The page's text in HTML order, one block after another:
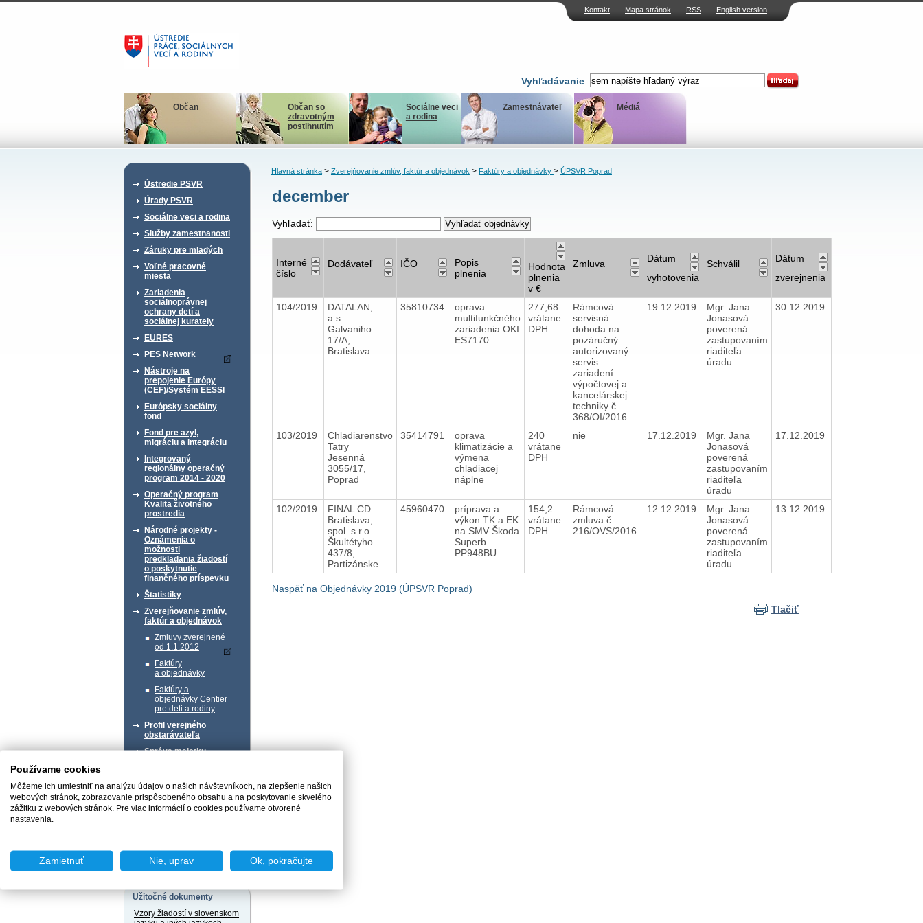
Kontakt Mapa stránok RSS English version
Vyhľadávanie
Občan
Občan so
zdravotným
postihnutím
Sociálne veci
a rodina
Zamestnávateľ Médiá
Ústredie PSVR
Úrady PSVR
Sociálne veci a rodina
Služby zamestnanosti
Záruky pre mladých
Voľné pracovné
miesta
Zariadenia
sociálnoprávnej
ochrany detí a
sociálnej kurately
EURES
PES Network
Nástroje na
prepojenie Európy
(CEF)/Systém EESSI
Európsky sociálny
fond
Fond pre azyl,
migráciu a integráciu
Integrovaný
regionálny operačný
program 2014 - 2020
Operačný program
Kvalita životného
prostredia
Národné projekty -
Oznámenia o
možnosti
predkladania žiadostí
o poskytnutie
finančného príspevku
Štatistiky
Zverejňovanie zmlúv,
faktúr a objednávok
Zmluvy zverejnené
od 1.1.2012
Faktúry
a objednávky
Faktúry a
objednávky Centier
pre deti a rodiny
Profil verejného
obstarávateľa
Správa majetku
Chcem podať podnet
Užitočné dokumenty
Vzory žiadostí v slovenskom
Hlavná stránka> Zverejňovanie zmlúv, faktúr a objednávok> Faktúry a objednávky > ÚPSVR Poprad
december
Vyhľadať:
Interné
číslo
Dodávateľ IČO
Popis
plnenia
Hodnota
plnenia
v €
Zmluva
Dátum
vyhotovenia
Schválil
Dátum
zverejnenia
104/2019
DATALAN,
a.s.
Galvaniho
17/A,
Bratislava
35810734
oprava
multifunkčného
zariadenia OKI
ES7170
277,68
vrátane
DPH
Rámcová
servisná
dohoda na
pozáručný
autorizovaný
servis
zariadení
výpočtovej a
kancelárskej
techniky č.
368/OI/2016
19.12.2019
Mgr. Jana
Jonasová
poverená
zastupovaním
riaditeľa
úradu
30.12.2019
103/2019
Chladiarenstvo
Tatry
Jesenná
3055/17,
Poprad
35414791
oprava
klimatizácie a
výmena
chladiacej
náplne
240
vrátane
DPH
nie 17.12.2019
Mgr. Jana
Jonasová
poverená
zastupovaním
riaditeľa
úradu
17.12.2019
102/2019
FINAL CD
Bratislava,
spol. s r.o.
Škultétyho
437/8,
Partizánske
45960470
príprava a
výkon TK a EK
na SMV Škoda
Superb
PP948BU
154,2
vrátane
DPH
Rámcová
zmluva č.
216/OVS/2016
12.12.2019
Mgr. Jana
Jonasová
poverená
zastupovaním
riaditeľa
úradu
13.12.2019
Naspäť na Objednávky 2019 (ÚPSVR Poprad)
Tlačiť
Používame cookies
Môžeme ich umiestniť na analýzu údajov o našich návštevníkoch, na zlepšenie našich
webových stránok, zobrazovanie prispôsobeného obsahu a na poskytovanie skvelého
zážitku z webových stránok. Pre viac informácií o cookies používame otvorené
nastavenia.
Zamietnuť Nie, uprav Ok, pokračujte